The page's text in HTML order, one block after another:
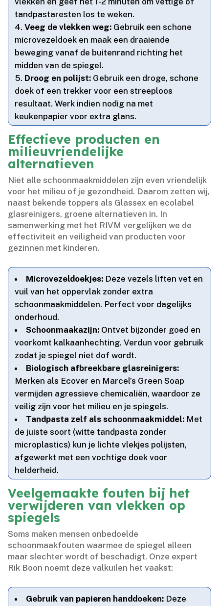
tandpastaresten los te weken.​
Veeg de vlekken weg: Gebruik een schone
microvezeldoek en maak een draaiende
beweging vanaf de buitenrand richting het
midden van de spiegel.​
Droog en polijst: Gebruik een droge, schone
doek of een trekker voor een streeploos
resultaat.​ Werk indien nodig na met
keukenpapier voor extra glans.​
Effectieve producten en
milieuvriendelijke
alternatieven
Niet alle schoonmaakmiddelen zijn even vriendelijk
voor het milieu of je gezondheid.​ Daarom zetten wij,
naast bekende toppers als Glassex en ecolabel
glasreinigers, groene alternatieven in.​ In
samenwerking met het RIVM vergelijken we de
effectiviteit en veiligheid van producten voor
gezinnen met kinderen.​
Microvezeldoekjes: Deze vezels liften vet en
vuil van het oppervlak zonder extra
schoonmaakmiddelen.​ Perfect voor dagelijks
onderhoud.​
Schoonmaakazijn: Ontvet bijzonder goed en
voorkomt kalkaanhechting.​ Verdun voor gebruik
zodat je spiegel niet dof wordt.​
Biologisch afbreekbare glasreinigers:
Merken als Ecover en Marcel’s Green Soap
vermijden agressieve chemicaliën, waardoor ze
veilig zijn voor het milieu en je spiegels.​
Tandpasta zelf als schoonmaakmiddel: Met
de juiste soort (witte tandpasta zonder
microplastics) kun je lichte vlekjes polijsten,
afgewerkt met een vochtige doek voor
helderheid.​
Veelgemaakte fouten bij het
verwijderen van vlekken op
spiegels
Soms maken mensen onbedoelde
schoonmaakfouten waarmee de spiegel alleen
maar slechter wordt of beschadigt.​ Onze expert
Rik Boon noemt deze valkuilen het vaakst:
Gebruik van papieren handdoeken: Deze